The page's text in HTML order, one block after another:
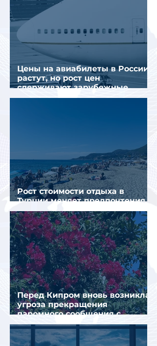
Цены на авиабилеты в России
растут, но рост цен
сдерживают зарубежные
конкуренты
Рост стоимости отдыха в
Турции меняет предпочтения
туристов
Перед Кипром вновь возникла
угроза прекращения
паромного сообщения с
Грецией